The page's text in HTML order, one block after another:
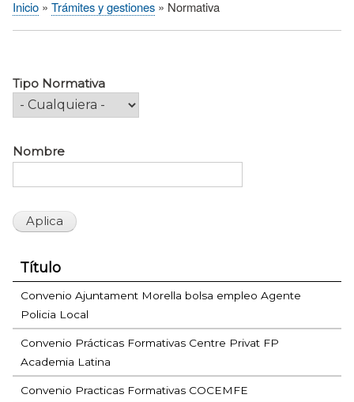
Sobrescribir
ayuda
la
Inicio Trámites y gestiones Normativa
Tipo Normativa
Nombre
Título
Convenio Ajuntament Morella bolsa empleo Agente
Policia Local
Convenio Prácticas Formativas Centre Privat FP
Academia Latina
Convenio Practicas Formativas COCEMFE